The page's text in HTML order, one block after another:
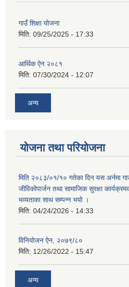
गाउँ शिक्षा योजना
मिति: 09/25/2025 - 17:33
आर्थिक ऐन २०८१
मिति: 07/30/2024 - 12:07
अन्य
योजना तथा परियोजना
मिति २०८३/०१/१० गतेका दिन यस अर्नमा
जीविकोपार्जन तथा सामाजिक सुरक्षा
भव्यताका साथ सम्पन्न भयो ।
मिति: 04/24/2026 - 14:33
विनियाेजन ऐन, २०७९/८०
मिति: 12/26/2022 - 15:47
अन्य